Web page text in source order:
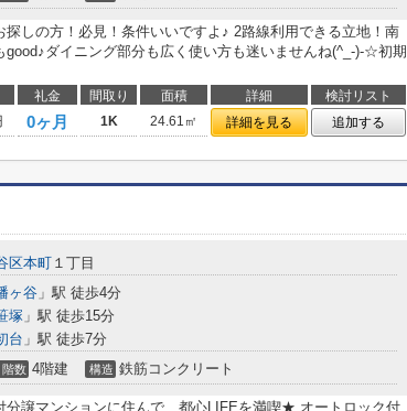
探しの方！必見！条件いいですよ♪ 2路線利用できる立地！南
good♪ダイニング部分も広く使い方も迷いませんね(^_-)-☆初期
礼金 間取り 面積 詳細
検討リスト
0ヶ月 1K 24.61㎡ 詳細を見る 追加する
区本町 １丁目
ヶ谷 」駅 徒歩4分
塚 」駅 徒歩15分
台 」駅 徒歩7分
階数 4階建 構造 鉄筋コンクリート
分譲マンションに住んで…都心LIFEを満喫★ オートロック付